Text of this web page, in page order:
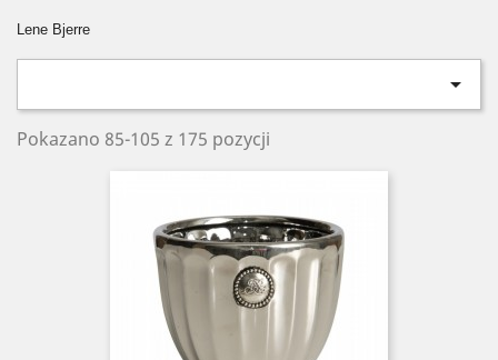
Lene Bjerre

Pokazano 85-105 z 175 pozycji